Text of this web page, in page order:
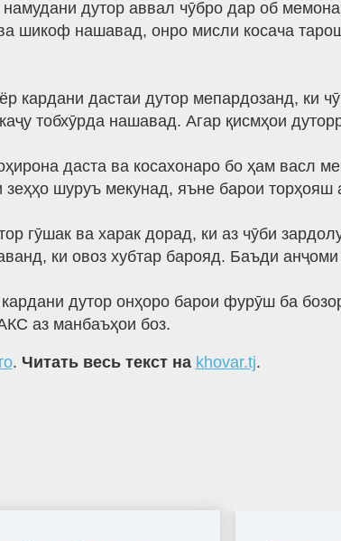
дутор аввал чӯбро дар об
шикоф нашавад, онро мисли косача
кардани дастаи дутор мепардозанд, ки
тобхӯрда нашавад. Агар қисмҳои
даста ва косахонаро бо ҳам васл
зеҳҳо шуруъ мекунад, яъне барои
гӯшак ва харак дорад, ки аз чӯби
ки овоз хубтар барояд. Баъди
дутор онҳоро барои фурӯш ба
аз манбаъҳои боз.
. Читать весь текст на khovar.tj.